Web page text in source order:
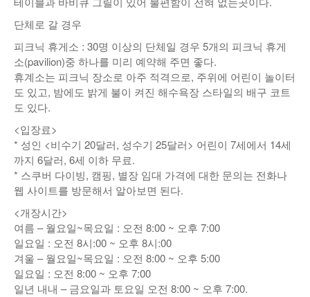
단체로 갈 경우
피크닉 휴게소 : 30명 이상의 단체일 경우 5개의 피크닉 휴게
소(pavilion)중 하나를 미리 예약해 주면 좋다.
휴계소는 피크닉 장소로 아주 적격으로, 주위에 어린이 놀이터
도 있고, 밤에도 밝게 불이 켜진 해수욕장 스타일의 배구 코트
도 있다.
<입장료>
* 성인 <비수기 20달러, 성수기 25달러> 어린이 7세에서 14세
까지 6달러, 6세 이하 무료.
* 스쿠버 다이빙, 캠핑, 별장 임대 가격에 대한 문의는 전화나
웹 사이트를 방문해서 알아보면 된다.
<개장시간>
여름 – 월요일~목요일 : 오전 8:00 ~ 오후 7:00
일요일 : 오전 8시:00 ~ 오후 8시:00
겨울 – 월요일~목요일 : 오전 8:00 ~ 오후 5:00
일요일 : 오전 8:00 ~ 오후 7:00
일년 내내 – 금요일과 토요일 오전 8:00 ~ 오후 7:00.